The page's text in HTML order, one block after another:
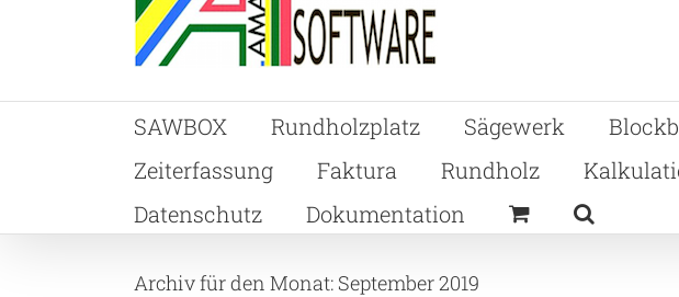
SAWBOX Rundholzplatz Sägewerk
Zeiterfassung
Faktura Rundholz
Datenschutz
Dokumentation
Archiv für den Monat: September 2019